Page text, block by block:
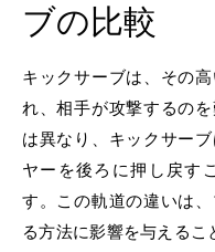
ブの比較
キックサーブは、その
れ、相手が攻撃するの
は異なり、キックサー
ヤーを後ろに押し戻す
す。この軌道の違いは
る方法に影響を与えるこ